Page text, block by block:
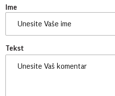
Ime
Tekst